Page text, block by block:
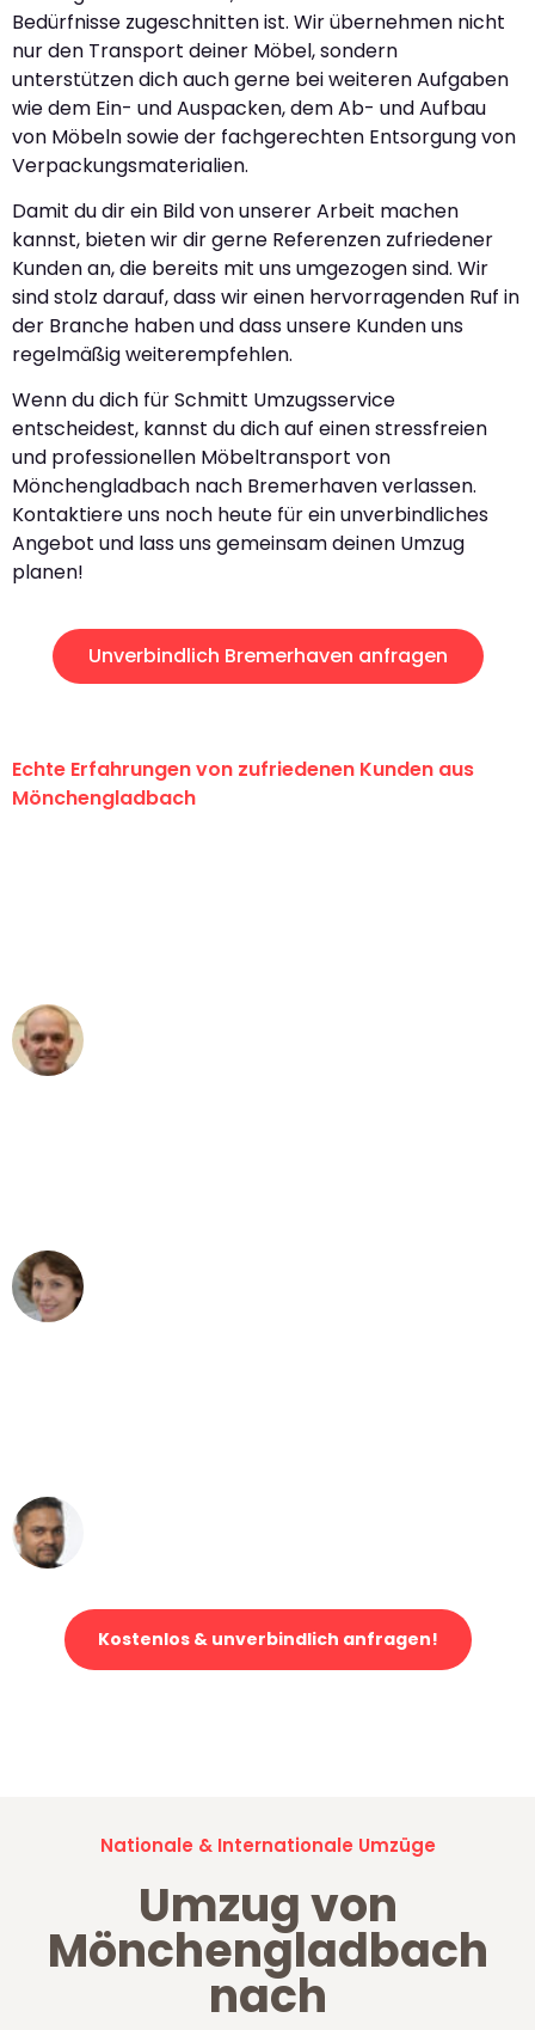
Bedürfnisse zugeschnitten ist. Wir übernehmen nicht
nur den Transport deiner Möbel, sondern
unterstützen dich auch gerne bei weiteren Aufgaben
wie dem Ein- und Auspacken, dem Ab- und Aufbau
von Möbeln sowie der fachgerechten Entsorgung von
Verpackungsmaterialien.
Damit du dir ein Bild von unserer Arbeit machen
kannst, bieten wir dir gerne Referenzen zufriedener
Kunden an, die bereits mit uns umgezogen sind. Wir
sind stolz darauf, dass wir einen hervorragenden Ruf in
der Branche haben und dass unsere Kunden uns
regelmäßig weiterempfehlen.
Wenn du dich für Schmitt Umzugsservice
entscheidest, kannst du dich auf einen stressfreien
und professionellen Möbeltransport von
Mönchengladbach nach Bremerhaven verlassen.
Kontaktiere uns noch heute für ein unverbindliches
Angebot und lass uns gemeinsam deinen Umzug
planen!
Unverbindlich Bremerhaven anfragen
Echte Erfahrungen von zufriedenen Kunden aus
Mönchengladbach
Kostenlos & unverbindlich anfragen!
Nationale & Internationale Umzüge
Umzug von
Mönchengladbach
nach